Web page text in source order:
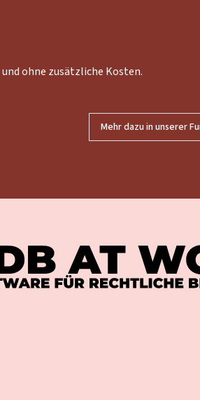
ohne zusätzliche Kosten.
Mehr dazu in unserer